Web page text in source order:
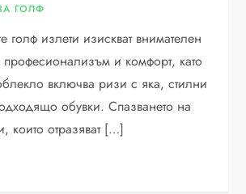
ГОЛФ
голф излети изискват внимателен
и комфорт, като
включва ризи с яка, стилни
обувки. Спазването на
които отразяват […]